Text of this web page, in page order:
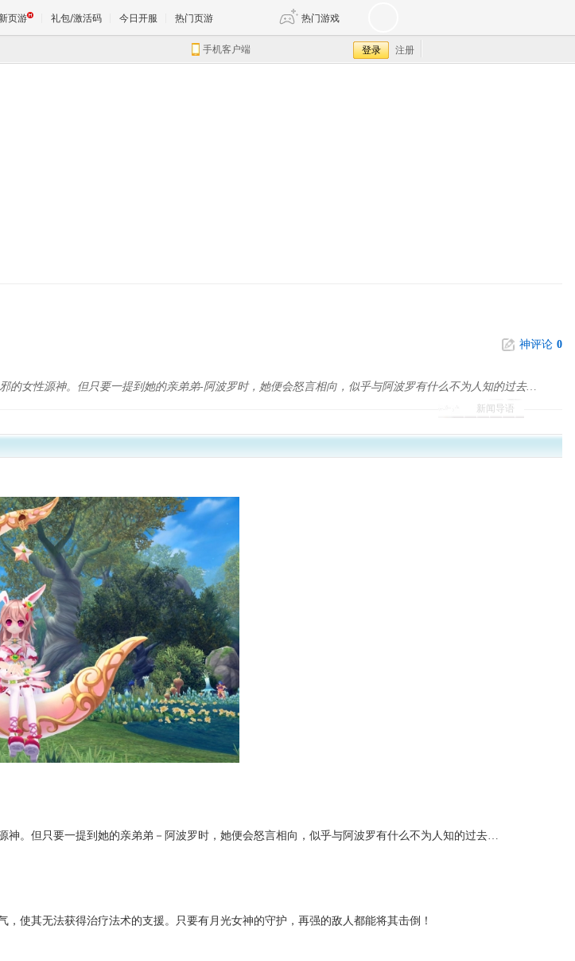
新页游 礼包/激活码 今日开服 热门页游 热门游戏
手机客户端 注册
神评论 0
新闻导语
的女性源神。但只要一提到她的亲弟弟-阿波罗时，她便会怒言相向，似乎与阿波罗有什么不为人知的过去…
。但只要一提到她的亲弟弟－阿波罗时，她便会怒言相向，似乎与阿波罗有什么不为人知的过去…
使其无法获得治疗法术的支援。只要有月光女神的守护，再强的敌人都能将其击倒！